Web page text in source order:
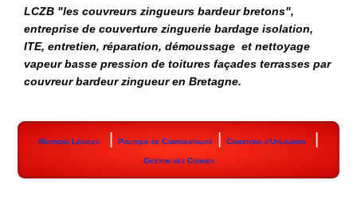
LCZB "les couvreurs zingueurs bardeur bretons",
entreprise de couverture zinguerie bardage isolation,
ITE, entretien, réparation, démoussage et nettoyage
vapeur basse pression de toitures façades terrasses par
couvreur bardeur zingueur en Bretagne.
Mentions Légales Politique de Confidentialité Conditions d'Utilisation
Gestion des Cookies